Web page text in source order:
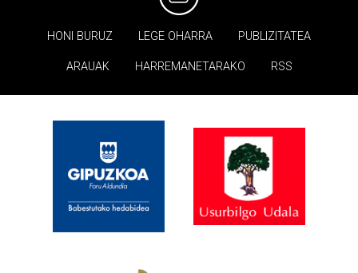
HONI BURUZ LEGE OHARRA PUBLIZITATEA
ARAUAK HARREMANETARAKO RSS